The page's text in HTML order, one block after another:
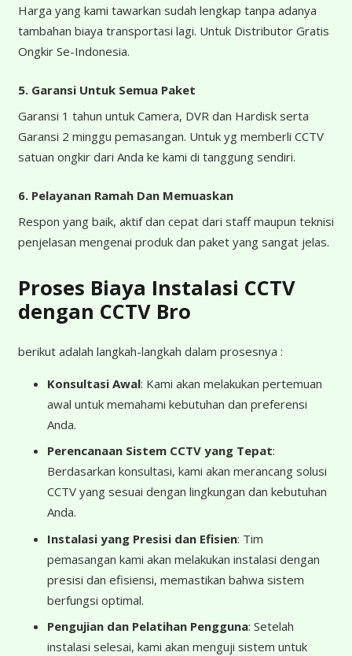
Harga yang kami tawarkan sudah lengkap tanpa adanya
tambahan biaya transportasi lagi. Untuk Distributor Gratis
Ongkir Se-Indonesia.
5. Garansi Untuk Semua Paket
Garansi 1 tahun untuk Camera, DVR dan Hardisk serta
Garansi 2 minggu pemasangan. Untuk yg memberli CCTV
satuan ongkir dari Anda ke kami di tanggung sendiri.
6. Pelayanan Ramah Dan Memuaskan
Respon yang baik, aktif dan cepat dari staff maupun teknisi
penjelasan mengenai produk dan paket yang sangat jelas.
Proses Biaya Instalasi CCTV
dengan CCTV Bro
berikut adalah langkah-langkah dalam prosesnya :
Konsultasi Awal: Kami akan melakukan pertemuan
awal untuk memahami kebutuhan dan preferensi
Anda.
Perencanaan Sistem CCTV yang Tepat:
Berdasarkan konsultasi, kami akan merancang solusi
CCTV yang sesuai dengan lingkungan dan kebutuhan
Anda.
Instalasi yang Presisi dan Efisien: Tim
pemasangan kami akan melakukan instalasi dengan
presisi dan efisiensi, memastikan bahwa sistem
berfungsi optimal.
Pengujian dan Pelatihan Pengguna: Setelah
instalasi selesai, kami akan menguji sistem untuk